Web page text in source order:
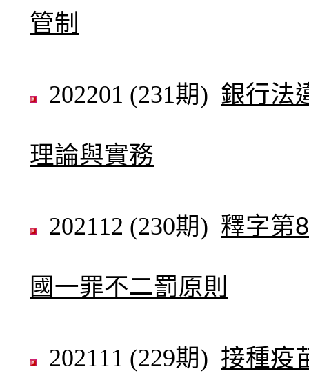
管制
202201 (231期) 銀行法
理論與實務
202112 (230期) 釋字第
國一罪不二罰原則
202111 (229期) 接種疫